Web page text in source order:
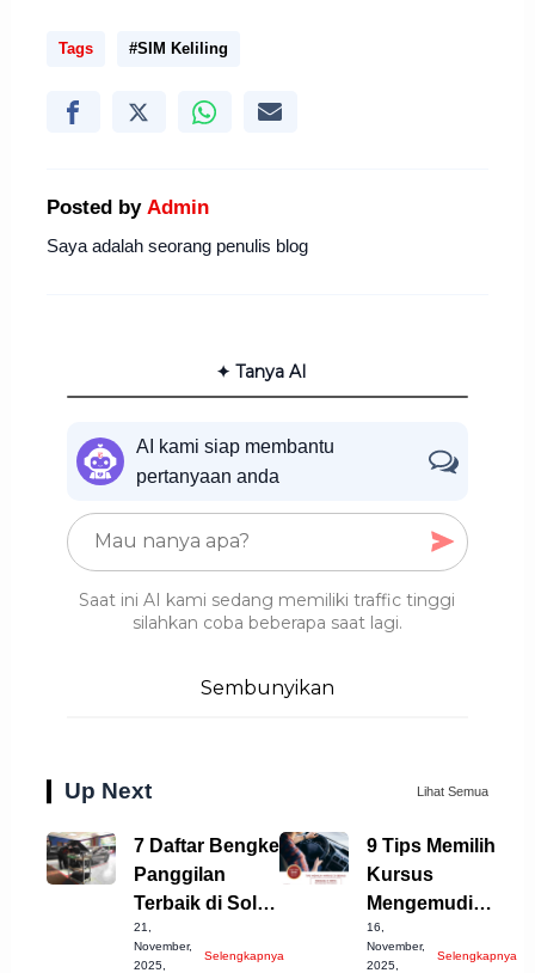
Tags #SIM Keliling
Posted by Admin
Saya adalah seorang penulis blog
✦ Tanya AI
AI kami siap membantu
pertanyaan anda
Saat ini AI kami sedang memiliki traffic tinggi
silahkan coba beberapa saat lagi.
Sembunyikan
Up Next Lihat Semua
7 Daftar Bengkel
Panggilan
Terbaik di Solo
untuk Anda
21,
November,
2025,
Selengkapnya
9 Tips Memilih
Kursus
Mengemudi
Mobil Bekasi
Terbaik!
16,
November,
2025,
Selengkapnya